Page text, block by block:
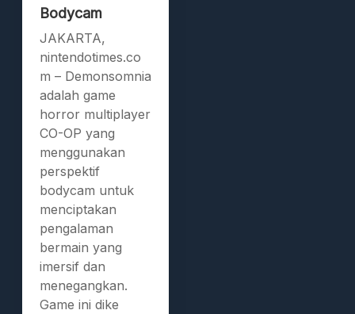
Bodycam
JAKARTA,
nintendotimes.co
m – Demonsomnia
adalah game
horror multiplayer
CO-OP yang
menggunakan
perspektif
bodycam untuk
menciptakan
pengalaman
bermain yang
imersif dan
menegangkan.
Game ini dike